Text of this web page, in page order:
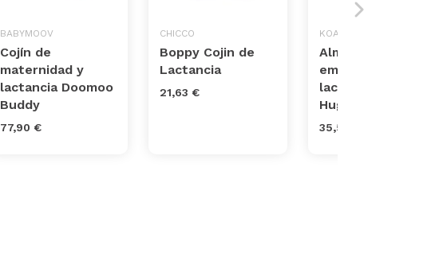
BABYMOOV
Cojín de
maternidad y
lactancia Doomoo
Buddy
77,90 €
CHICCO
Boppy Cojin de
Lactancia
21,63 €
KOALA BABYCARE
Almohada de
embarazo y
lactancia Koala
Hugs
35,53 €